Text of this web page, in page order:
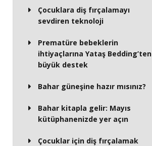
Çocuklara diş fırçalamayı
sevdiren teknoloji
Prematüre bebeklerin
ihtiyaçlarına Yataş Bedding’ten
büyük destek
Bahar güneşine hazır mısınız?
Bahar kitapla gelir: Mayıs
kütüphanenizde yer açın
Çocuklar için diş fırçalamak